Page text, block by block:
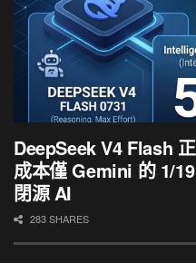
DeepSeek V4 Flash
成本僅 Gemini 的 1/
閉源 AI
283 SHARES